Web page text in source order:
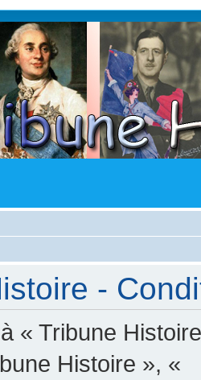
-
« Tribune
Histoire », «